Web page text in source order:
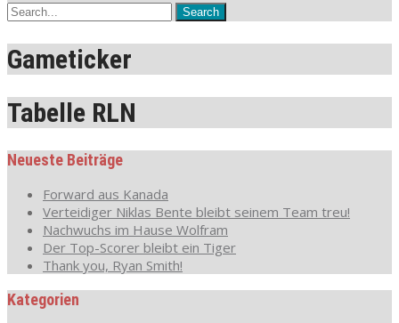
Gameticker
Tabelle RLN
Neueste Beiträge
Forward aus Kanada
Verteidiger Niklas Bente bleibt seinem Team treu!
Nachwuchs im Hause Wolfram
Der Top-Scorer bleibt ein Tiger
Thank you, Ryan Smith!
Kategorien